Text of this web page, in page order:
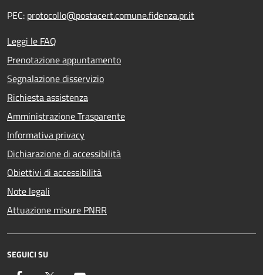
PEC: protocollo@postacert.comune.fidenza.pr.it
Leggi le FAQ
Prenotazione appuntamento
Segnalazione disservizio
Richiesta assistenza
Amministrazione Trasparente
Informativa privacy
Dichiarazione di accessibilità
Obiettivi di accessibilità
Note legali
Attuazione misure PNRR
SEGUICI SU